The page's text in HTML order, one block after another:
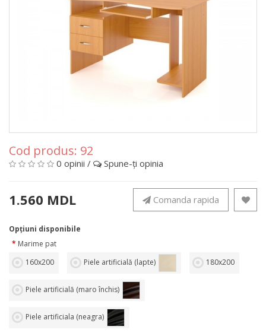
Cod produs: 92
0 opinii / Spune-ţi opinia
1.560 MDL Comanda rapida
Opţiuni disponibile
Marime pat
160х200
Piele artificială (lapte) 180х200
Piele artificială (maro închis)
Piele artificiala (neagra)